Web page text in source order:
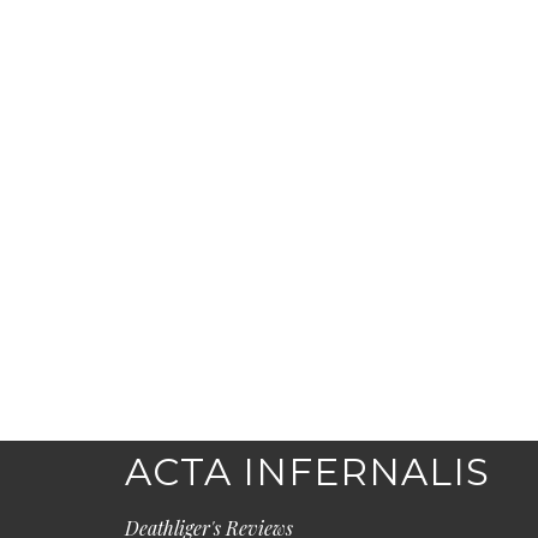
ACTA INFERNALIS
Deathliger's Reviews